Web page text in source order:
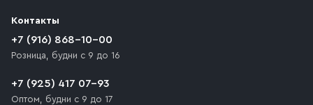
Контакты
+7 (916) 868-10-00
Розница, будни с 9 до 16
+7 (925) 417 07-93
Оптом, будни с 9 до 17